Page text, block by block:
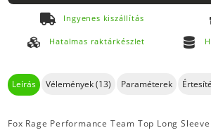
Ingyenes kiszállítás
Hatalmas raktárkészlet
Leírás Vélemények (13) Paraméterek
Fox Rage Performance Team Top Long